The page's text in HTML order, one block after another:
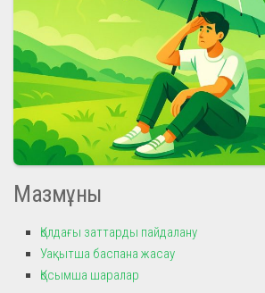
Мазмұны
Қолдағы заттарды пайдалану
Уақытша баспана жасау
Қосымша шаралар